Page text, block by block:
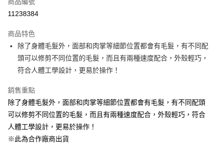
悠遊付
全盈+PAY
大哥付你分期
相關說明
1.本服務由台灣大哥大提供，台灣大哥大用戶可立即使用無須另外申請。
流程，驗證手機門號後，選擇欲分期的期數、繳款截止日，確認付款後即完
成交易。
3.實際核准額度、可分期數及費用金額請依後續交易確認頁面所載為準。
4.訂單成立30分鐘內，如未前往確認交易或遇審核未通過，訂單將自動取
消。如遇「轉專審核」未通過狀況，表示未達大哥付你分期系統評分，恕無
ATM付款
運送方式
宅配$499免運
每筆NT$150，滿NT$499(含以上)免運費
11238384
商品特色
除了身體毛髮外，面部和肉掌等細節位置都會有毛髮，有不同配
頭可以修剪不同位置的毛髮，而且有兩種速度配合，外殼輕巧，
符合人體工學設計，更易於操作！
銷售重點
除了身體毛髮外，面部和肉掌等細節位置都會有毛髮，有不同配頭
可以修剪不同位置的毛髮，而且有兩種速度配合，外殼輕巧，符合
人體工學設計，更易於操作！
※此為合作廠商出貨